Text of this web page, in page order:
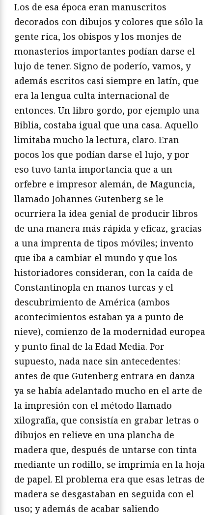
Los de esa época eran manuscritos
decorados con dibujos y colores que sólo la
gente rica, los obispos y los monjes de
monasterios importantes podían darse el
lujo de tener. Signo de poderío, vamos, y
además escritos casi siempre en latín, que
era la lengua culta internacional de
entonces. Un libro gordo, por ejemplo una
Biblia, costaba igual que una casa. Aquello
limitaba mucho la lectura, claro. Eran
pocos los que podían darse el lujo, y por
eso tuvo tanta importancia que a un
orfebre e impresor alemán, de Maguncia,
llamado Johannes Gutenberg se le
ocurriera la idea genial de producir libros
de una manera más rápida y eficaz, gracias
a una imprenta de tipos móviles; invento
que iba a cambiar el mundo y que los
historiadores consideran, con la caída de
Constantinopla en manos turcas y el
descubrimiento de América (ambos
acontecimientos estaban ya a punto de
nieve), comienzo de la modernidad europea
y punto final de la Edad Media. Por
supuesto, nada nace sin antecedentes:
antes de que Gutenberg entrara en danza
ya se había adelantado mucho en el arte de
la impresión con el método llamado
xilografía, que consistía en grabar letras o
dibujos en relieve en una plancha de
madera que, después de untarse con tinta
mediante un rodillo, se imprimía en la hoja
de papel. El problema era que esas letras de
madera se desgastaban en seguida con el
uso; y además de acabar saliendo